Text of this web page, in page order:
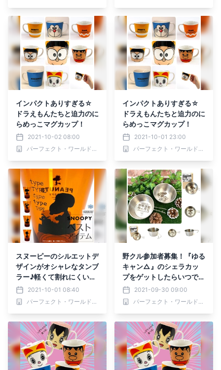
インパクトありすぎる☆
ドラえもんたちと迫力のに
らめっこマグカップ！
2021-10-02 08:00
パーフェクト・ワールド株式会社
インパクトありすぎる☆
ドラえもんたちと迫力のに
らめっこマグカップ！
2021-10-01 23:00
パーフェクト・ワールド株式会社
スヌーピーのシルエットデ
ザインがオシャレなタンブ
ラー♪軽くて割れにくいア
クリル製はパーティーシー
ンにも大活躍
2021-10-01 08:40
パーフェクト・ワールド株式会社
野クル参加者募集！『ゆる
キャン△』のシェラカッ
プをゲットしたらいつでも
どこでもキャンプ気分が味
わえるよ♪
2021-09-30 09:00
パーフェクト・ワールド株式会社